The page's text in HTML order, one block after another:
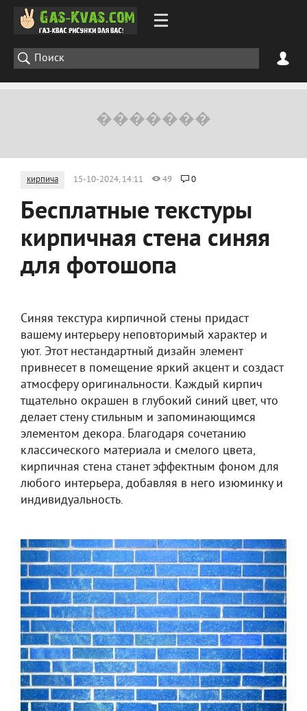
кирпича 15-10-2024, 14:11 49 0
Бесплатные текстуры
кирпичная стена синяя
для фотошопа
Синяя текстура кирпичной стены придаст
вашему интерьеру неповторимый характер и
уют. Этот нестандартный дизайн элемент
привнесет в помещение яркий акцент и создаст
атмосферу оригинальности. Каждый кирпич
тщательно окрашен в глубокий синий цвет, что
делает стену стильным и запоминающимся
элементом декора. Благодаря сочетанию
классического материала и смелого цвета,
кирпичная стена станет эффектным фоном для
любого интерьера, добавляя в него изюминку и
индивидуальность.